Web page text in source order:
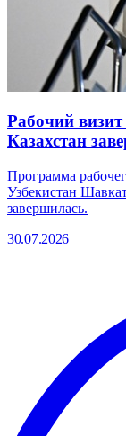
Рабочий визит
Казахстан
Программа
Узбекистан
завершилась.
30.07.2026